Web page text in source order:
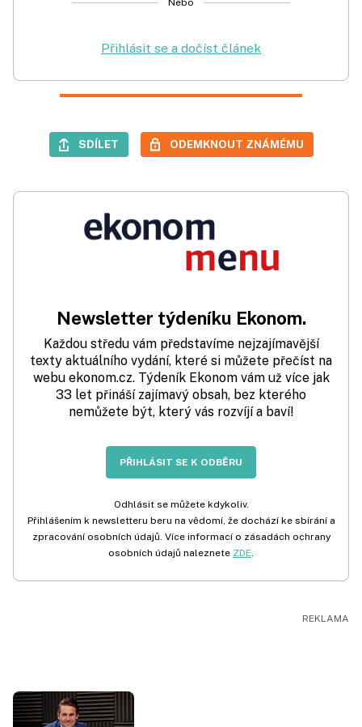
Nebo
Přihlásit se a dočíst článek
SDÍLET ODEMKNOUT ZNÁMÉMU
Newsletter týdeníku Ekonom.
Každou středu vám představíme nejzajímavější
texty aktuálního vydání, které si můžete přečíst na
webu ekonom.cz. Týdeník Ekonom vám už více jak
33 let přináší zajímavý obsah, bez kterého
nemůžete být, který vás rozvíjí a baví!
PŘIHLÁSIT SE K ODBĚRU
Odhlásit se můžete kdykoliv.
Přihlášením k newsletteru beru na vědomí, že dochází ke sbírání a
zpracování osobních údajů. Více informací o zásadách ochrany
osobních údajů naleznete ZDE.